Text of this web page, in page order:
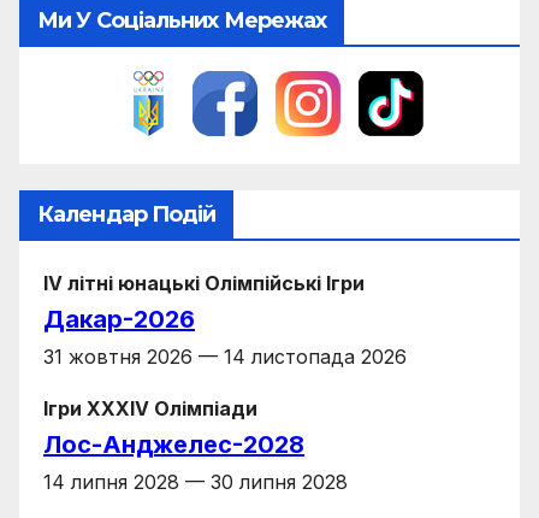
Ми У Соціальних Мережах
Календар Подій
IV літні юнацькі Олімпійські Ігри
Дакар-2026
31 жовтня 2026 — 14 листопада 2026
Ігри XXXIV Олімпіади
Лос-Анджелес-2028
14 липня 2028 — 30 липня 2028